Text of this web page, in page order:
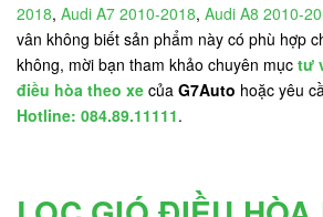
2018, Audi A7 2010-2018, Audi A8 2010-
vân không biết sản phẩm này có phù hợp
không, mời bạn tham khảo chuyên mục tư
điều hòa theo xe của G7Auto hoặc yêu
Hotline: 084.89.11111.